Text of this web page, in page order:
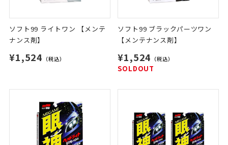
ソフト99 ライトワン 【メンテ
ナンス剤】
¥1,524 （税込）
ソフト99 ブラックパーツワン
【メンテナンス剤】
¥1,524 （税込）
SOLDOUT